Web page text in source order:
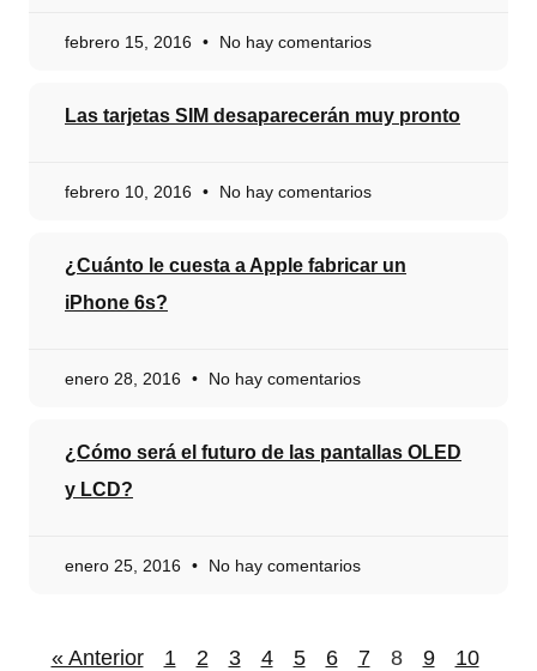
febrero 15, 2016 No hay comentarios
Las tarjetas SIM desaparecerán muy pronto
febrero 10, 2016 No hay comentarios
¿Cuánto le cuesta a Apple fabricar un
iPhone 6s?
enero 28, 2016 No hay comentarios
¿Cómo será el futuro de las pantallas OLED
y LCD?
enero 25, 2016 No hay comentarios
« Anterior 1 2 3 4 5 6 7 8 9
10